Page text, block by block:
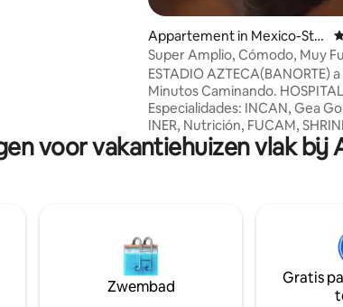
Appartement in Mexico-Sta
d
Super Amplio, Cómodo, Muy
Azteca Coapa.
ESTADIO AZTECA(BANORTE) a
Minutos Caminando.
Especialidades: INCAN, Gea
INER, Nutrición, FUCAM,
Minutos En Auto. X0chimilc0
20 Minutos En Auto. Paseo
Salesiano, Club América,
UAM Rectoría, Colegio Militar.
Camioneta Segur@ En Calle
Privada, Vigilad@.
Planta Baja (No Elevador)
voor vakantiehuizen vlak bij
Zwembad
Gratis